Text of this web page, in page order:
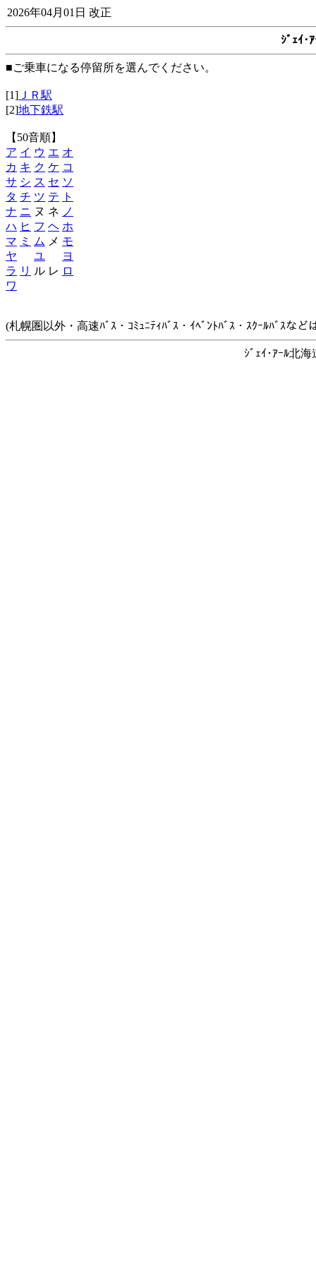
2026年04月01日 改正
ｼﾞｪｲ･
■ご乗車になる停留所を選んでください。
[1] ＪＲ駅
[2]地下鉄駅
【50音順】
ア イ ウ エ オ
カ キ ク ケ コ
サ シ ス セ ソ
タ チ ツ テ
ト
ナ ニ ヌ ネ ノ
ハ ヒ フ ヘ ホ
マ ミ ム メ モ
ヤ
ユ
ヨ
ラ リ ル レ ロ
ワ
(札幌圏以外・高速ﾊﾞｽ・ｺﾐｭﾆﾃｨﾊﾞｽ・ｲﾍﾞﾝﾄﾊﾞｽ・ｽｸｰﾙﾊﾞｽな
ｼﾞｪｲ･ｱｰﾙ北